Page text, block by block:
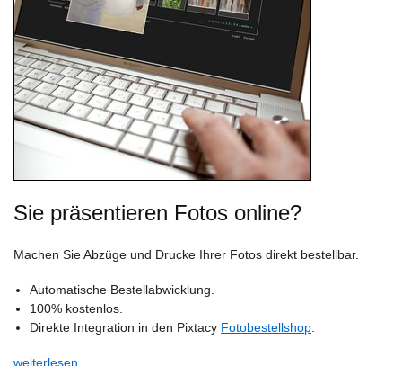
Sie präsentieren Fotos online?
Machen Sie Abzüge und Drucke Ihrer Fotos direkt bestellbar.
Automatische Bestellabwicklung.
100% kostenlos.
Direkte Integration in den Pixtacy Fotobestellshop
weiterlesen